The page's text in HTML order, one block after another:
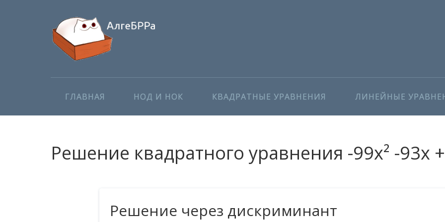
ГЛАВНАЯ НОД И НОК КВАДРАТНЫЕ УРАВНЕНИЯ ЛИНЕЙНЫЕ
Решение квадратного уравнения -99x² -93x
Решение через дискриминант